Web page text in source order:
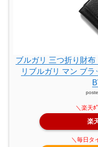
ブルガリ 三つ折り財
リブルガリ マン ブ
楽